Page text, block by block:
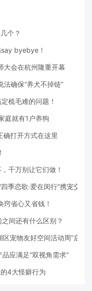
个？
byebye！
大会在杭州隆重开幕
确保“养犬不掉链”
梳毛难的问题！
庭就有1户养狗
确打开方式在这里
千万别让它们做！
季恋歌·爱在闵行”携宠交友
省心又省钱！
间还有什么区别？
宠物友好空间活动周”启动
应满足“双视角需求”
4大怪癖行为